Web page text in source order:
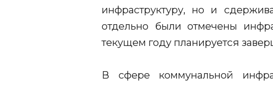
инфраструктуру, но и
отдельно были отмечены
текущем году планируется
В сфере коммунальной